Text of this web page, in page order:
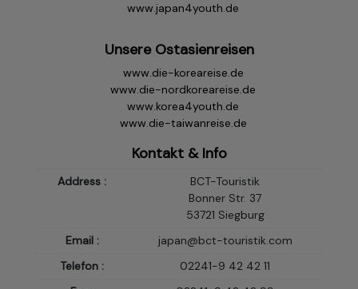
www.japan4youth.de
Unsere Ostasienreisen
www.die-koreareise.de
www.die-nordkoreareise.de
www.korea4youth.de
www.die-taiwanreise.de
Kontakt & Info
Address :
BCT-Touristik
Bonner Str. 37
53721 Siegburg
Email :
japan@bct-touristik.com
Telefon :
02241-9 42 42 11